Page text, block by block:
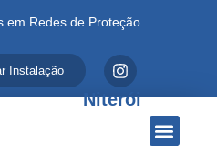
em Redes de Proteção
Instalação
Niterói